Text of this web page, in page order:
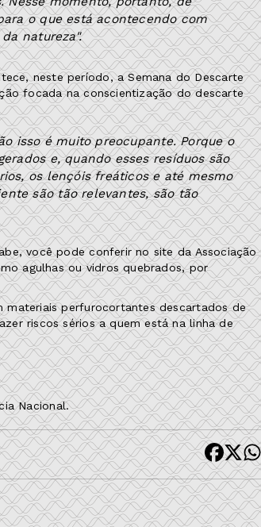
o que está acontecendo com
natureza".
neste período, a Semana do Descarte
focada na conscientização do descarte
isso é muito preocupante. Porque o
e, quando esses resíduos são
os lençóis freáticos e até mesmo
são tão relevantes, são tão
você pode conferir no site da Associação
agulhas ou vidros quebrados, por
materiais perfurocortantes descartados de
riscos sérios a quem está na linha de
Nacional.